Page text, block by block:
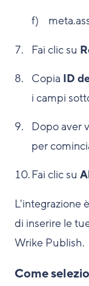
Fai clic su
Copia ID
i campi
Dopo aver
per
Fai clic su
L'integrazione
di inserire le
Wrike Publish.
Come